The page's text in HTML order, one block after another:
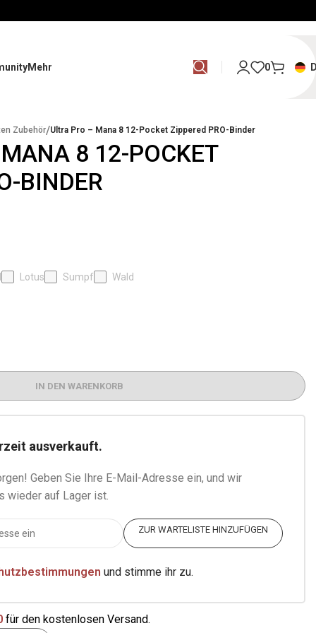
Mehr 0
Zubehör/Ultra Pro – Mana 8 12-Pocket Zippered PRO-Binder
8 12-POCKET
BINDER
Lotus Sumpf Wald
IN DEN WARENKORB
ausverkauft.
Geben Sie Ihre E-Mail-Adresse ein, und wir
wieder auf Lager ist.
ZUR WARTELISTE HINZUFÜGEN
und stimme ihr zu.
für den kostenlosen Versand.